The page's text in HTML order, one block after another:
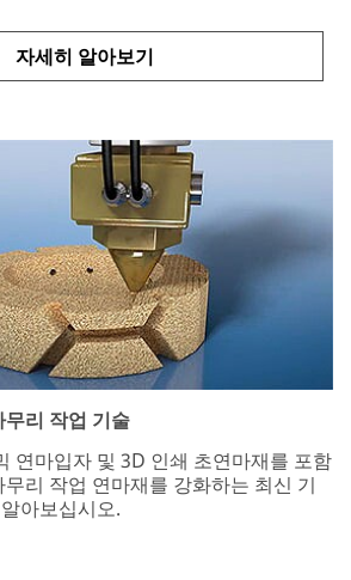
자세히 알아보기
리 작업 기술
연마입자 및 3D 인쇄 초연마재를 포함
리 작업 연마재를 강화하는 최신 기
아보십시오.